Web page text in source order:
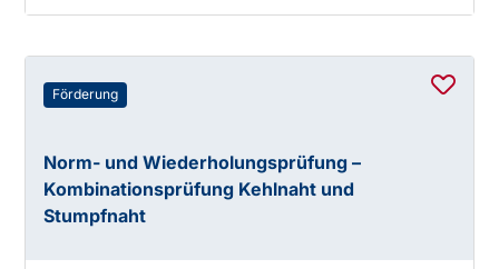
Förderung
Norm- und Wiederholungsprüfung –
Kombinationsprüfung Kehlnaht und
Stumpfnaht